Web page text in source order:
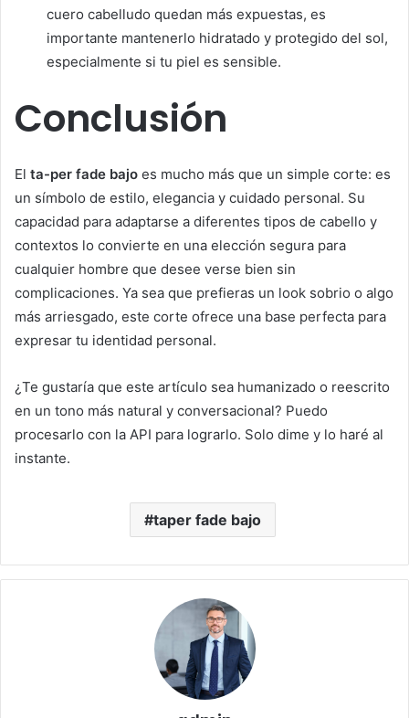
cuero cabelludo quedan más expuestas, es
importante mantenerlo hidratado y protegido del sol,
especialmente si tu piel es sensible.
Conclusión
El ta-per fade bajo es mucho más que un simple corte: es
un símbolo de estilo, elegancia y cuidado personal. Su
capacidad para adaptarse a diferentes tipos de cabello y
contextos lo convierte en una elección segura para
cualquier hombre que desee verse bien sin
complicaciones. Ya sea que prefieras un look sobrio o algo
más arriesgado, este corte ofrece una base perfecta para
expresar tu identidad personal.
¿Te gustaría que este artículo sea humanizado o reescrito
en un tono más natural y conversacional? Puedo
procesarlo con la API para lograrlo. Solo dime y lo haré al
instante.
taper fade bajo